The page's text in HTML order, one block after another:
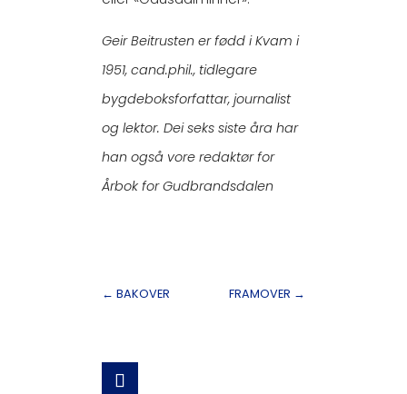
Geir Beitrusten er fødd i Kvam i
1951, cand.phil., tidlegare
bygdeboksforfattar, journalist
og lektor. Dei seks siste åra har
han også vore redaktør for
Årbok for Gudbrandsdalen
← BAKOVER FRAMOVER →